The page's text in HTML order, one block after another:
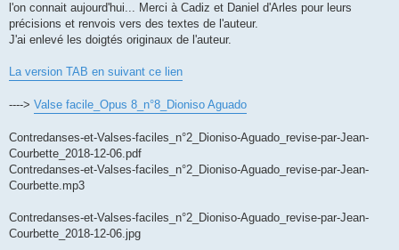
l'on connait aujourd'hui... Merci à Cadiz et Daniel d'Arles pour leurs
précisions et renvois vers des textes de l'auteur.
J'ai enlevé les doigtés originaux de l'auteur.
La version TAB en suivant ce lien
----> Valse facile_Opus 8_n°8_Dioniso Aguado
Contredanses-et-Valses-faciles_n°2_Dioniso-Aguado_revise-par-Jean-
Courbette_2018-12-06.pdf
Contredanses-et-Valses-faciles_n°2_Dioniso-Aguado_revise-par-Jean-
Courbette.mp3
Contredanses-et-Valses-faciles_n°2_Dioniso-Aguado_revise-par-Jean-
Courbette_2018-12-06.jpg